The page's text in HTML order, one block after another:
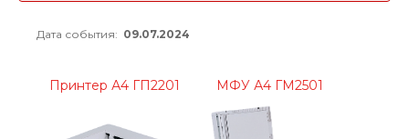
Дата события: 09.07.2024
Принтер А4 ГП2201 МФУ А4 ГМ2501